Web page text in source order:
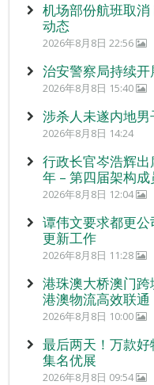
机场部份航班取
动态
2026年8月8日 22:56
治安警察局持续开
2026年8月8日 15:40
涉杀人未遂内地男
2026年8月8日 14:24
行政长官岑浩辉
年 – 第四届架构成
2026年8月8日 12:04
谭伟文要求都更
更新工作
2026年8月8日 11:28
港珠澳大桥澳门
港澳物流高效联通
2026年8月8日 10:00
最后两天！万款
集名优展
2026年8月8日 09:54